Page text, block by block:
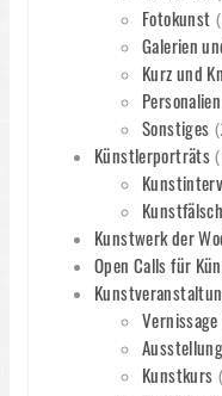
Fotokunst
Galerien
Kurz und
Personalien
Sonstiges
Künstlerporträts
Kunstwerk der
Open Calls für
Vernissage
Kunstkurs